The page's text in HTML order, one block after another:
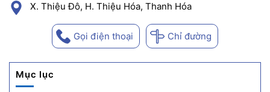
X. Thiệu Đô, H. Thiệu Hóa, Thanh Hóa
Gọi điện thoại Chỉ đường
Mục lục